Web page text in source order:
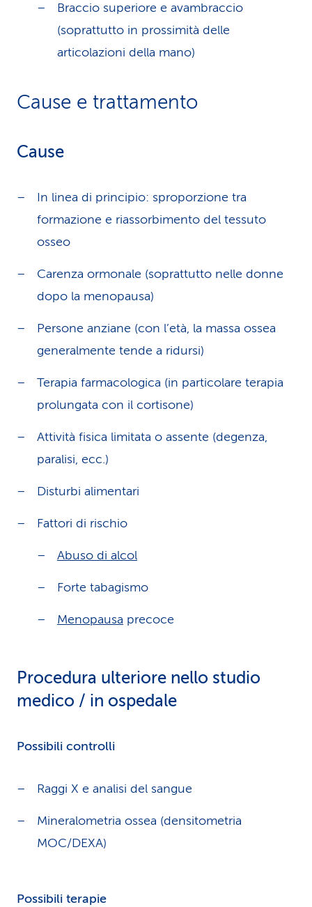
Braccio superiore e avambraccio
(soprattutto in prossimità delle
articolazioni della mano)
Cause e trattamento
Cause
In linea di principio: sproporzione tra
formazione e riassorbimento del tessuto
osseo
Carenza ormonale (soprattutto nelle donne
dopo la menopausa)
Persone anziane (con l’età, la massa ossea
generalmente tende a ridursi)
Terapia farmacologica (in particolare terapia
prolungata con il cortisone)
Attività fisica limitata o assente (degenza,
paralisi, ecc.)
Disturbi alimentari
Fattori di rischio
Abuso di alcol
Forte tabagismo
Menopausa precoce
Procedura ulteriore nello studio
medico / in ospedale
Possibili controlli
Raggi X e analisi del sangue
Mineralometria ossea (densitometria
MOC/DEXA)
Possibili terapie